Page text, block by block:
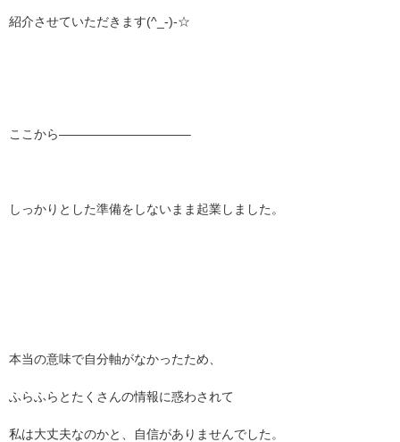
紹介させていただきます(^_-)-☆
ここから——————————–
しっかりとした準備をしないまま起業しました。
本当の意味で自分軸がなかったため、
ふらふらとたくさんの情報に惑わされて
私は大丈夫なのかと、自信がありませんでした。